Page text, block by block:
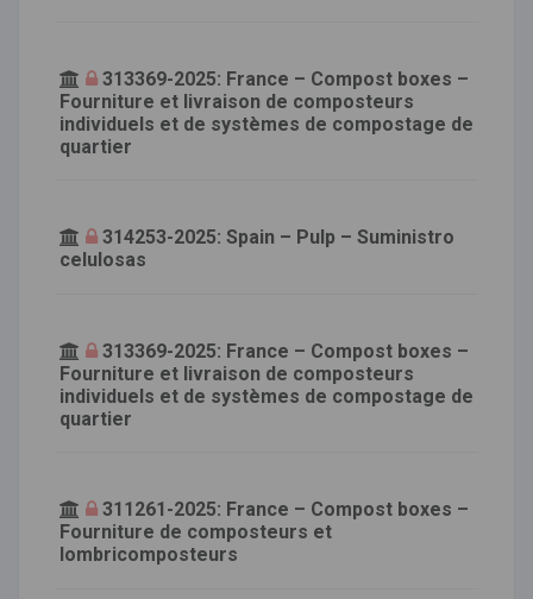
313369-2025: France – Compost boxes –
Fourniture et livraison de composteurs
individuels et de systèmes de compostage de
quartier
314253-2025: Spain – Pulp – Suministro
celulosas
313369-2025: France – Compost boxes –
Fourniture et livraison de composteurs
individuels et de systèmes de compostage de
quartier
311261-2025: France – Compost boxes –
Fourniture de composteurs et
lombricomposteurs